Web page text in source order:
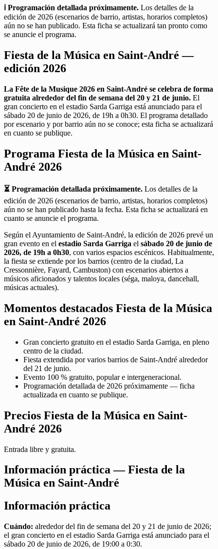
ℹ️ Programación detallada próximamente. Los detalles de la
edición de 2026 (escenarios de barrio, artistas, horarios completos)
aún no se han publicado. Esta ficha se actualizará tan pronto como
se anuncie el programa.
Fiesta de la Música en Saint-André —
edición 2026
La Fête de la Musique 2026 en Saint-André se celebra de forma
gratuita alrededor del fin de semana del 20 y 21 de junio. El
gran concierto en el estadio Sarda Garriga está anunciado para el
sábado 20 de junio de 2026, de 19h a 0h30. El programa detallado
por escenario y por barrio aún no se conoce; esta ficha se actualizará
en cuanto se publique.
Programa Fiesta de la Música en Saint-
André 2026
⏳ Programación detallada próximamente. Los detalles de la
edición de 2026 (escenarios de barrio, artistas, horarios completos)
aún no se han publicado hasta la fecha. Esta ficha se actualizará en
cuanto se anuncie el programa.
Según el Ayuntamiento de Saint-André, la edición de 2026 prevé un
gran evento en el estadio Sarda Garriga el sábado 20 de junio de
2026, de 19h a 0h30, con varios espacios escénicos. Habitualmente,
la fiesta se extiende por los barrios (centro de la ciudad, La
Cressonnière, Fayard, Cambuston) con escenarios abiertos a
músicos aficionados y talentos locales (séga, maloya, dancehall,
músicas actuales).
Momentos destacados Fiesta de la Música
en Saint-André 2026
Gran concierto gratuito en el estadio Sarda Garriga, en pleno
centro de la ciudad.
Fiesta extendida por varios barrios de Saint-André alrededor
del 21 de junio.
Evento 100 % gratuito, popular e intergeneracional.
Programación detallada de 2026 próximamente — ficha
actualizada en cuanto se publique.
Precios Fiesta de la Música en Saint-
André 2026
Entrada libre y gratuita.
Información práctica — Fiesta de la
Música en Saint-André
Información práctica
Cuándo: alrededor del fin de semana del 20 y 21 de junio de 2026;
el gran concierto en el estadio Sarda Garriga está anunciado para el
sábado 20 de junio de 2026, de 19:00 a 0:30.